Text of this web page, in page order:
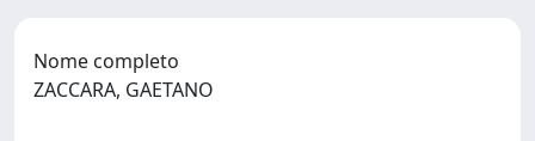
Nome completo
ZACCARA, GAETANO